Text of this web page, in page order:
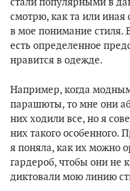
стали популярными в
смотрю, как та или
в мое понимание стиля.
есть определенное
нравится в одежде.
Например, когда
парашюты, то мне они
них ходили все, но я
них такого особенного.
я поняла, как их можно
гардероб, чтобы они не
диктовали мою линию